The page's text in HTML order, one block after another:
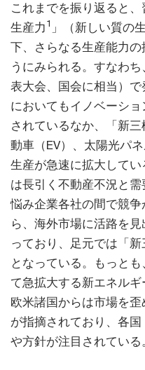
これまでを振り返ると
生産力1 」（新しい質の
下、さらなる生産能力
うにみられる。すなわ
表大会、国会に相当）
においてもイノベーシ
されているなか、「新
動車（EV）、太陽光パ
生産が急速に拡大して
は長引く不動産不況と
悩み企業各社の間で競
ら、海外市場に活路を
っており、足元では「
となっている。もっと
て急拡大する新エネルギ
欧米諸国からは市場を歪
が指摘されており、各
や方針が注目されている